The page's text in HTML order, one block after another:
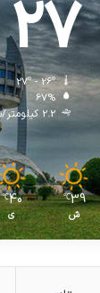
27
27º - 26º
67%
2.2 کیلومتر/ساعت
39
℃
ش
40
℃
ی